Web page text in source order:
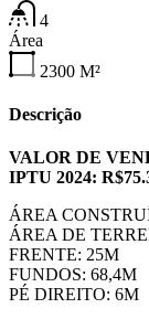
4
Área
2300 M²
Descrição
VALOR DE
IPTU 2024:
ÁREA
ÁREA DE
FRENTE: 25M
FUNDOS: 68,4M
PÉ DIREITO: 6M